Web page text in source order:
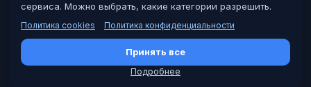
Политика конфиденциальности
Оферта
Политика cookies
сервиса. Можно выбрать, какие категории разрешить.
Политика cookies Политика конфиденциальности
Принять все
Подробнее